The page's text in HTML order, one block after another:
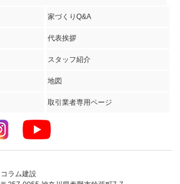
家づくりQ&A
代表挨拶
スタッフ紹介
地図
取引業者専用ページ
コラム建設